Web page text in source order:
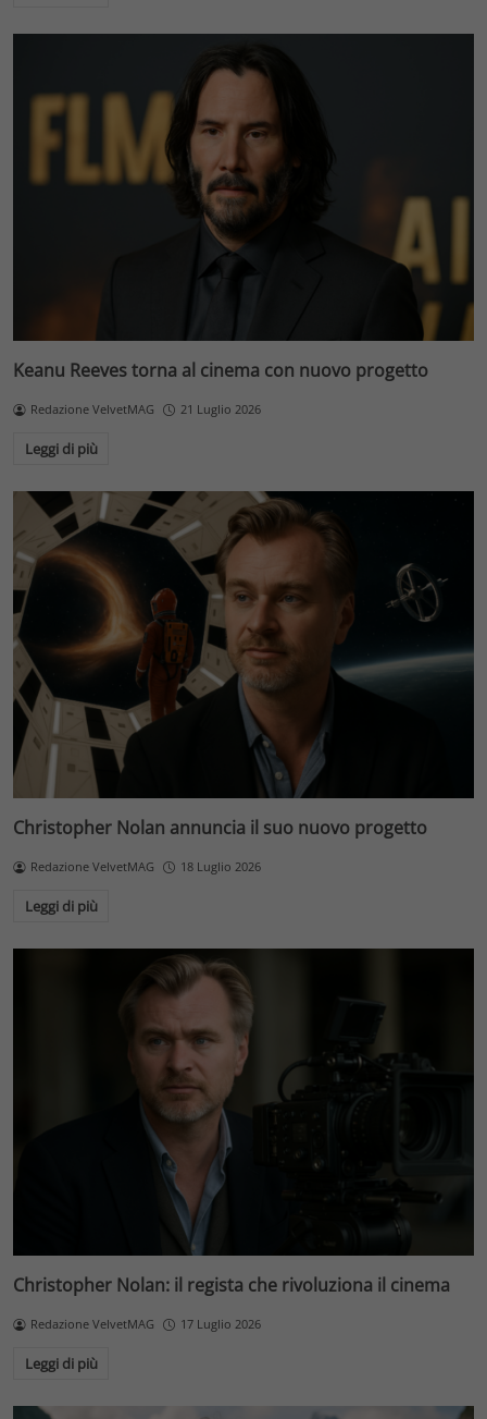
Keanu Reeves torna al cinema con nuovo progetto
Redazione VelvetMAG 21 Luglio 2026
Leggi di più
Christopher Nolan annuncia il suo nuovo progetto
Redazione VelvetMAG 18 Luglio 2026
Leggi di più
Christopher Nolan: il regista che rivoluziona il cinema
Redazione VelvetMAG 17 Luglio 2026
Leggi di più